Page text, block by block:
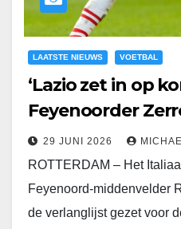
LAATSTE NIEUWS VOETBAL
‘Lazio zet in op
Feyenoorder
29 JUNI 2026
ROTTERDAM – Het
Feyenoord-middenvelder
de verlanglijst gezet voor